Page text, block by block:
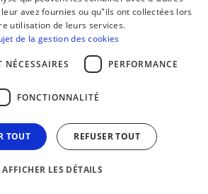
avez fournies ou qu"ils ont collectées lors
utilisation de leurs services.
de la gestion des cookies
NÉCESSAIRES PERFORMANCE
FONCTIONNALITÉ
TOUT REFUSER TOUT
AFFICHER LES DÉTAILS